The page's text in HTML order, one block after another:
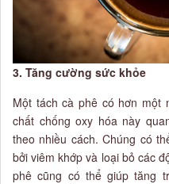
3. Tăng cường sức khỏe
Một tách cà phê có hơn một
chất chống oxy hóa này
theo nhiều cách. Chúng có
bởi viêm khớp và loại bỏ các
phê cũng có thể giúp tăng